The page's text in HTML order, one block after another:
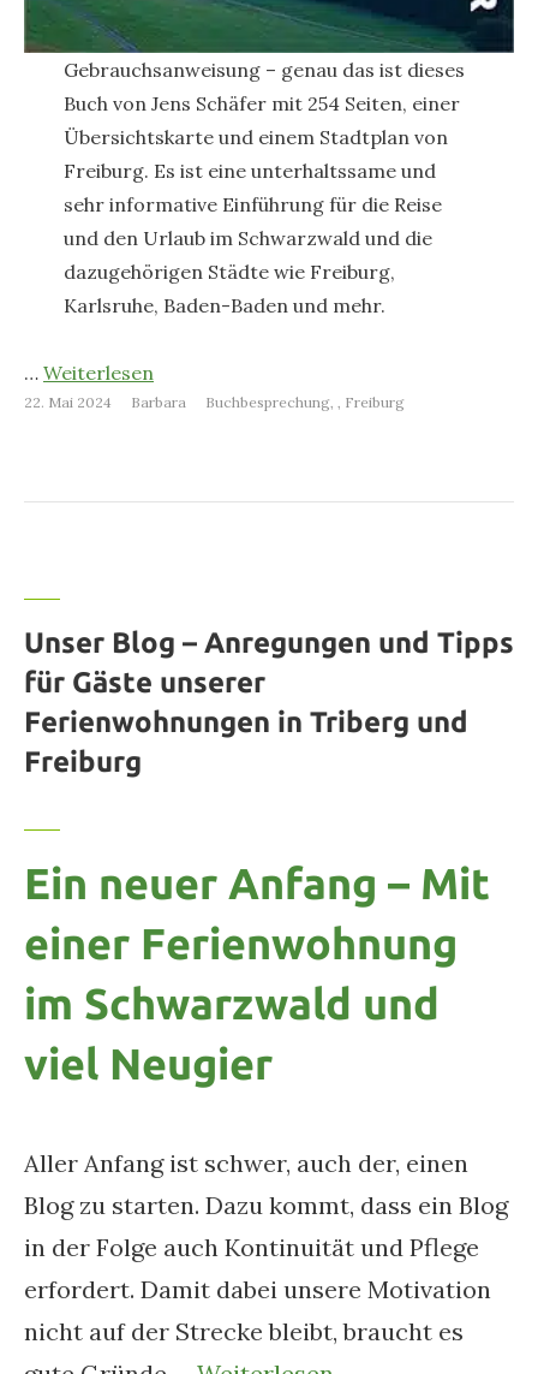
Gebrauchsanweisung – genau das ist dieses
Buch von Jens Schäfer mit 254 Seiten, einer
Übersichtskarte und einem Stadtplan von
Freiburg. Es ist eine unterhaltssame und
sehr informative Einführung für die Reise
und den Urlaub im Schwarzwald und die
dazugehörigen Städte wie Freiburg,
Karlsruhe, Baden-Baden und mehr.
… Weiterlesen
22. Mai 2024 Barbara Buchbesprechung , Freiburg
Unser Blog – Anregungen und Tipps
für Gäste unserer
Ferienwohnungen in Triberg und
Freiburg
Ein neuer Anfang – Mit
einer Ferienwohnung
im Schwarzwald und
viel Neugier
Aller Anfang ist schwer, auch der, einen
Blog zu starten. Dazu kommt, dass ein Blog
in der Folge auch Kontinuität und Pflege
erfordert. Damit dabei unsere Motivation
nicht auf der Strecke bleibt, braucht es